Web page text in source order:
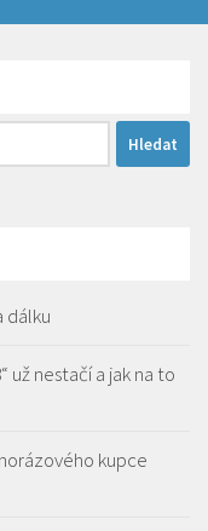
dálku
už nestačí a jak na to
kupce